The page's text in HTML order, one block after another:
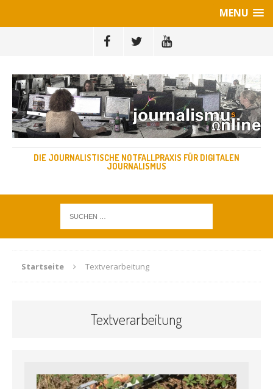
MENU
DIE JOURNALISTISCHE NOTFALLPRAXIS FÜR DIGITALEN
JOURNALISMUS
Startseite Textverarbeitung
Textverarbeitung